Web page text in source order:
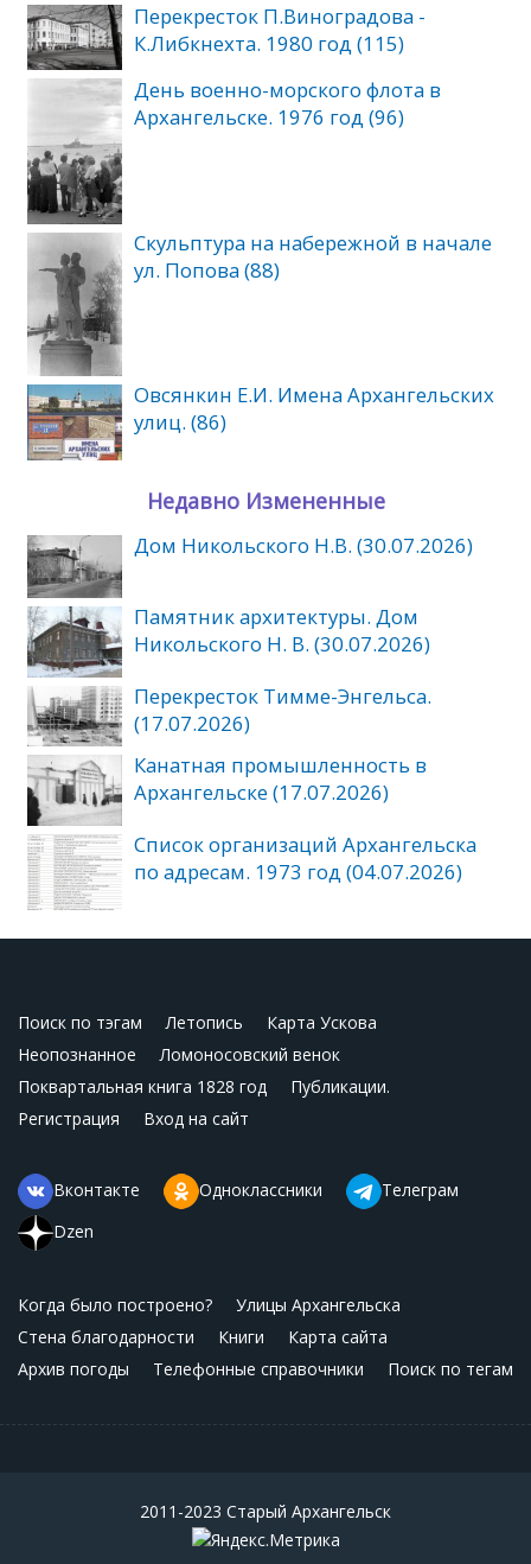
Перекресток П.Виноградова -
К.Либкнехта. 1980 год (115)
День военно-морского флота в
Архангельске. 1976 год (96)
Скульптура на набережной в начале
ул. Попова (88)
Овсянкин Е.И. Имена Архангельских
улиц. (86)
Недавно Измененные
Дом Никольского Н.В. (30.07.2026)
Памятник архитектуры. Дом
Никольского Н. В. (30.07.2026)
Перекресток Тимме-Энгельса.
(17.07.2026)
Канатная промышленность в
Архангельске (17.07.2026)
Список организаций Архангельска
по адресам. 1973 год (04.07.2026)
Поиск по тэгам Летопись
Карта Ускова
Неопознанное
Ломоносовский венок
Поквартальная книга 1828 год
Публикации.
Регистрация
Вход на сайт
Вконтакте Одноклассники
Телеграм
Dzen
Когда было построено?
Улицы Архангельска
Стена благодарности
Книги
Карта сайта
Архив погоды
Телефонные справочники Поиск по тегам
2011-2023 Старый Архангельск